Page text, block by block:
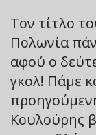
Τον τίτλο
Πολωνία
αφού ο
γκολ! Πάμε
Κουλούρης